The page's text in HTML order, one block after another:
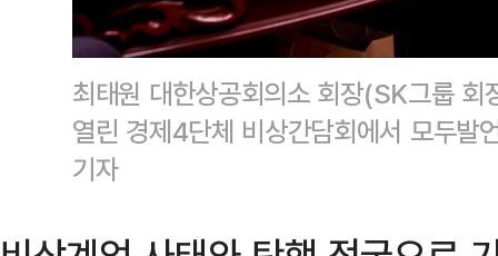
최태원 대한상공회의소 회장(SK그룹
열린 경제4단체 비상간담회에서 모두
기자